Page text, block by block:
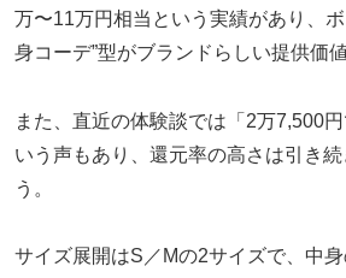
万〜11万円相当という実績があり、
身コーデ”型がブランドらしい提供価値
また、直近の体験談では「2万7,500
いう声もあり、還元率の高さは引き
う。
サイズ展開はS／Mの2サイズで、中